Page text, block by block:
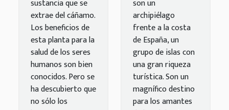
las
mascotas?
sustancia que se
extrae del cáñamo.
Los beneficios de
esta planta para la
salud de los seres
humanos son bien
conocidos. Pero se
ha descubierto que
no sólo los
son un
archipiélago
frente a la costa
de España, un
grupo de islas con
una gran riqueza
turística. Son un
magnífico destino
para los amantes